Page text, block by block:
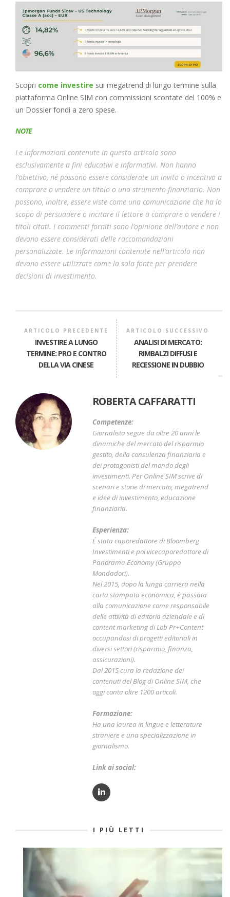
Scopri come investire sui megatrend di lungo termine sulla
piattaforma Online SIM con commissioni scontate del 100% e
un Dossier fondi a zero spese.
NOTE
Le informazioni contenute in questo articolo sono
esclusivamente a fini educativi e informativi. Non hanno
l’obiettivo, né possono essere considerate un invito o incentivo a
comprare o vendere un titolo o uno strumento finanziario. Non
possono, inoltre, essere viste come una comunicazione che ha lo
scopo di persuadere o incitare il lettore a comprare o vendere i
titoli citati. I commenti forniti sono l’opinione dell’autore e non
devono essere considerati delle raccomandazioni
personalizzate. Le informazioni contenute nell’articolo non
devono essere utilizzate come la sola fonte per prendere
decisioni di investimento.
ARTICOLO PRECEDENTE
INVESTIRE A LUNGO
TERMINE: PRO E CONTRO
DELLA VIA CINESE
ARTICOLO SUCCESSIVO
ANALISI DI MERCATO:
RIMBALZI DIFFUSI E
RECESSIONE IN DUBBIO
ROBERTA CAFFARATTI
Competenze:
Giornalista segue da oltre 20 anni le
dinamiche del mercato del risparmio
gestito, della consulenza finanziaria e
dei protagonisti del mondo degli
investimenti. Per Online SIM scrive di
scenari e storie di mercato, megatrend
e idee di investimento, educazione
finanziaria.
Esperienza:
É stata caporedattore di Bloomberg
Investimenti e poi vicecaporedattore di
Panorama Economy (Gruppo
Mondadori).
Nel 2015, dopo la lunga carriera nella
carta stampata economica, è passata
alla comunicazione come responsabile
delle attività di editoria aziendale e di
content marketing di Lob Pr+Content
occupandosi di progetti editoriali in
diversi settori (risparmio, finanza,
assicurazioni).
Dal 2015 cura la redazione dei
contenuti del Blog di Online SIM, che
oggi conta oltre 1200 articoli.
Formazione:
Ha una laurea in lingue e letterature
straniere e una specializzazione in
giornalismo.
Link ai social:
I PIÙ LETTI